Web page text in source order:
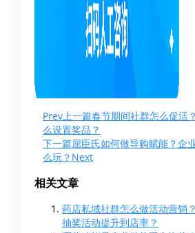
Prev上一篇春节期间社群怎么促活
么设置奖品？
下一篇屈臣氏如何做导购赋能？企
么玩？ Next
相关文章
药店私域社群怎么做活动营销
抽奖活动提升到店率？